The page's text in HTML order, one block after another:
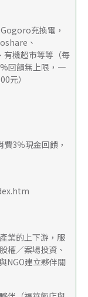
充換電，
、
有機超市等等（每
回饋無上限，一
元）
3％現金回饋，
業的上下游，服
權／案場投資、
NGO建立夥伴關